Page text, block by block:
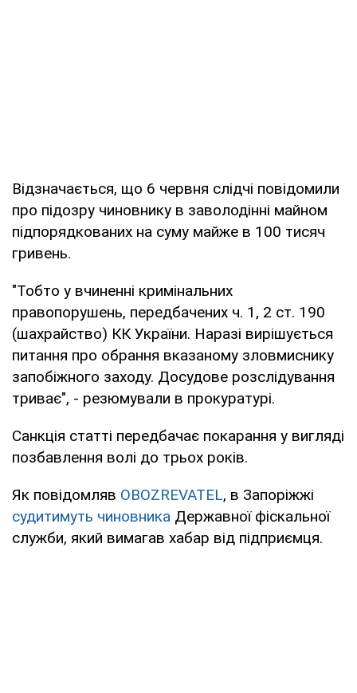
Відзначається, що 6 червня слідчі повідомили
про підозру чиновнику в заволодінні майном
підпорядкованих на суму майже в 100 тисяч
гривень.
"Тобто у вчиненні кримінальних
правопорушень, передбачених ч. 1, 2 ст. 190
(шахрайство) КК України. Наразі вирішується
питання про обрання вказаному зловмиснику
запобіжного заходу. Досудове розслідування
триває", - резюмували в прокуратурі.
Санкція статті передбачає покарання у вигляді
позбавлення волі до трьох років.
Як повідомляв OBOZREVATEL, в Запоріжжі
судитимуть чиновника Державної фіскальної
служби, який вимагав хабар від підприємця.